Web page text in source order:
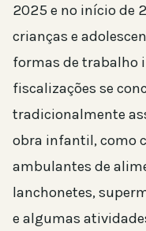
2025 e no início de
crianças e
formas de trabalho
fiscalizações se
tradicionalmente
obra infantil, como
ambulantes de
lanchonetes,
e algumas